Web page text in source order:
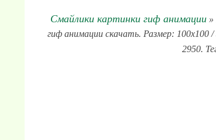
Смайлики картинки гиф анимации »
гиф анимации скачать. Размер: 100x100
2950.